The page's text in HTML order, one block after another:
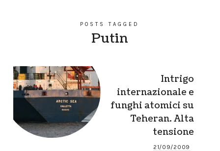
POSTS TAGGED
Putin
Intrigo
internazionale e
funghi atomici su
Teheran. Alta
tensione
21/09/2009